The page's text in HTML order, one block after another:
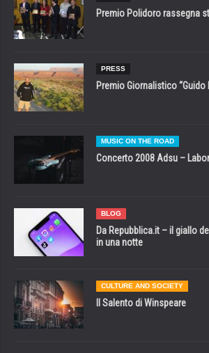
Premio Polidoro rassegna
PRESS
Premio Giornalistico “Guido
MUSIC ON THE ROAD
Concerto 2008 Adsu –
BLOG
Da Repubblica.it – il giallo
in una notte
CULTURE AND SOCIETY
Il Salento di Winspeare